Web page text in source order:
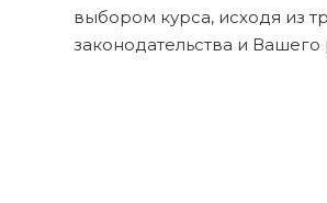
выбором курса, исходя из
законодательства и Вашего